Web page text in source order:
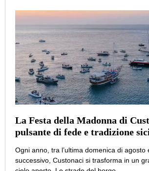
La Festa della Madonna di
pulsante di fede e tradizione
Ogni anno, tra l’ultima domenica di agosto
successivo, Custonaci si trasforma in un